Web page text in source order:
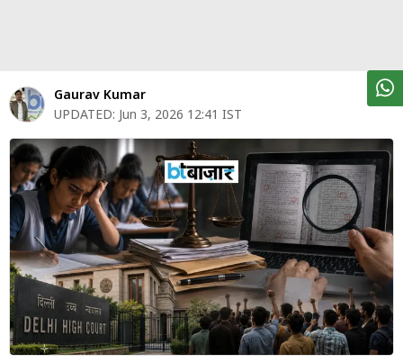
शेयर
बाज़ार
ट्रेंडिंग
बिजनेस
न्यूज
वीडियो
म्यूचुअल
फंड
Gaurav Kumar
UPDATED: Jun 3, 2026 12:41 IST